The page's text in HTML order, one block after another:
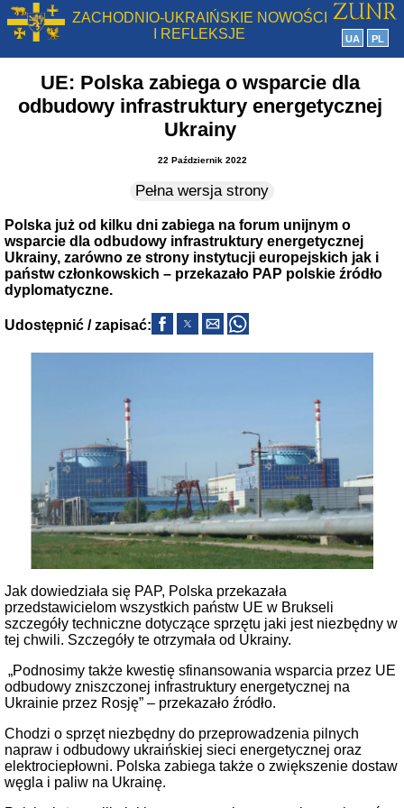
ZACHODNIO-UKRAIŃSKIE NOWOŚCI
I REFLEKSJE
UA PL
UE: Polska zabiega o wsparcie dla
odbudowy infrastruktury energetycznej
Ukrainy
22 Październik 2022
Pełna wersja strony
Polska już od kilku dni zabiega na forum unijnym o
wsparcie dla odbudowy infrastruktury energetycznej
Ukrainy, zarówno ze strony instytucji europejskich jak i
państw członkowskich – przekazało PAP polskie źródło
dyplomatyczne.
Udostępnić / zapisać:
Jak dowiedziała się PAP, Polska przekazała
przedstawicielom wszystkich państw UE w Brukseli
szczegóły techniczne dotyczące sprzętu jaki jest niezbędny w
tej chwili. Szczegóły te otrzymała od Ukrainy.
„Podnosimy także kwestię sfinansowania wsparcia przez UE
odbudowy zniszczonej infrastruktury energetycznej na
Ukrainie przez Rosję” – przekazało źródło.
Chodzi o sprzęt niezbędny do przeprowadzenia pilnych
napraw i odbudowy ukraińskiej sieci energetycznej oraz
elektrociepłowni. Polska zabiega także o zwiększenie dostaw
węgla i paliw na Ukrainę.